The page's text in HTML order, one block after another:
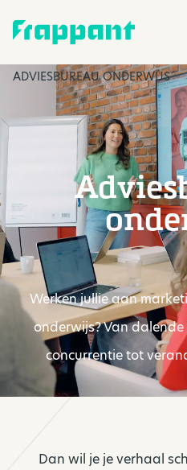
ADVIESBUREAU ONDERWIJS
Werken jullie aan
onderwijs? Van
concurrentie tot
Dan wil je je verhaal